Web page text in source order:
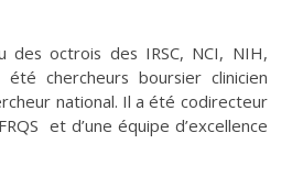
des octrois des IRSC, NCI, NIH,
été chercheurs boursier clinicien
national. Il a été codirecteur
et d’une équipe d’excellence